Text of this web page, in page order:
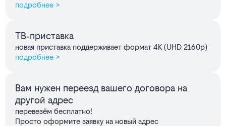
подробнее >
ТВ‑приставка
новая приставка поддерживает формат 4K (UHD 2160p)
подробнее >
Вам нужен переезд вашего договора на
другой адрес
перевезём бесплатно!
Просто оформите заявку на новый адрес